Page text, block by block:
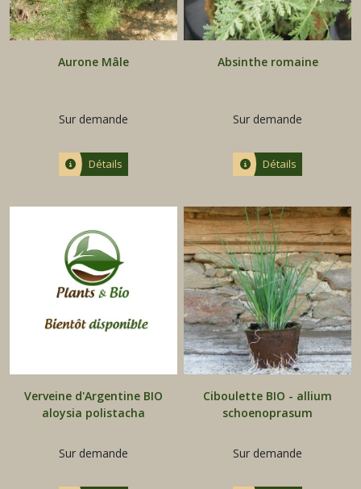
Aurone Mâle
Sur demande
Détails
Absinthe romaine
Sur demande
Détails
Verveine d'Argentine BIO
aloysia polistacha
Sur demande
Ciboulette BIO - allium
schoenoprasum
Sur demande